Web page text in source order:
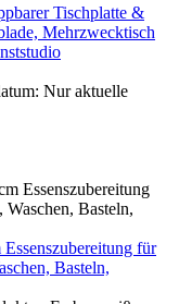
Tischplatte &
Mehrzwecktisch
Nur aktuelle
für
Basteln,